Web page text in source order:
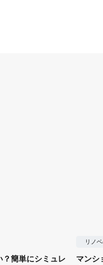
簡単にシミュレ
リノ
マンシ